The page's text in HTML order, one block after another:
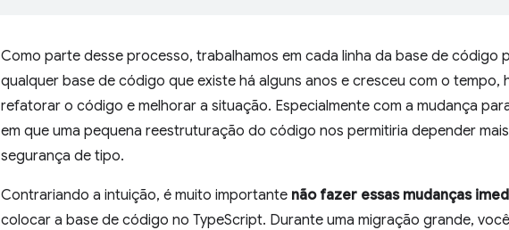
Como parte desse processo, trabalhamos em cada linha da base de código
qualquer base de código que existe há alguns anos e cresceu com o tempo,
refatorar o código e melhorar a situação. Especialmente com a mudança
em que uma pequena reestruturação do código nos permitiria depender
segurança de tipo.
Contrariando a intuição, é muito importante não fazer essas mudanças
colocar a base de código no TypeScript. Durante uma migração grande,